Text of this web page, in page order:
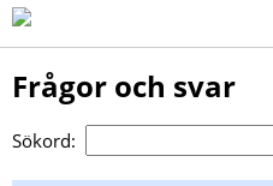
Frågor och svar
Sökord: